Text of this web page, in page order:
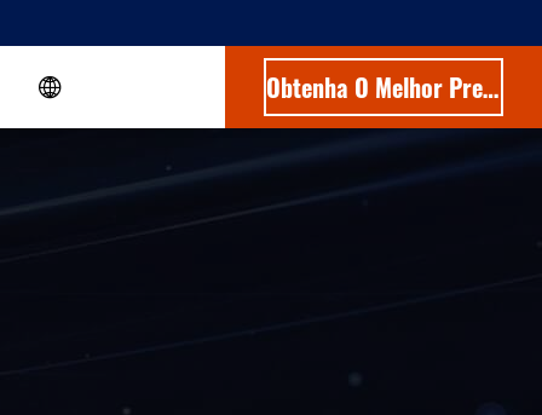
Obtenha O Melhor Preço